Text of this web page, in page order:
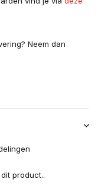
Neem dan
product..